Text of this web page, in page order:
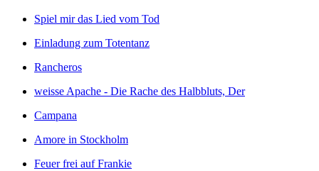
Spiel mir das Lied vom Tod
Einladung zum Totentanz
Rancheros
weisse Apache - Die Rache des Halbbluts, Der
Campana
Amore in Stockholm
Feuer frei auf Frankie